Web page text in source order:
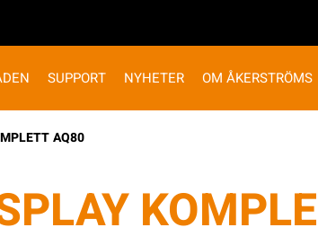
SUPPORT NYHETER OM ÅKERSTRÖMS
AQ80